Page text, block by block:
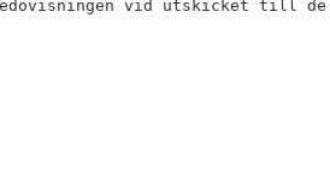
vid utskicket till de